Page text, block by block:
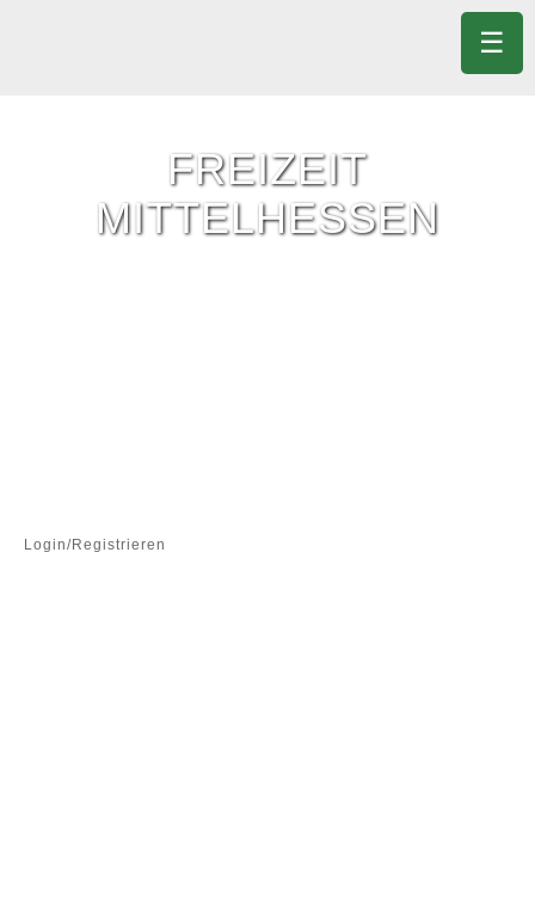
FREIZEIT
MITTELHESSEN
Login/Registrieren
☰